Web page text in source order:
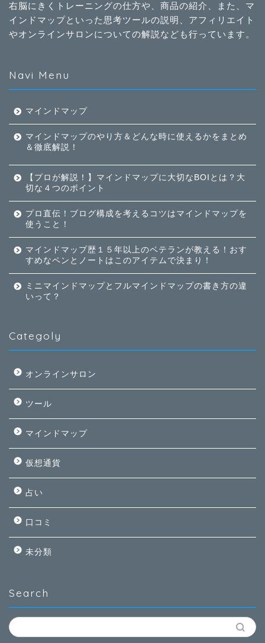
右脳にきくトレーニングの仕方や、商品の紹介、また、マ
インドマップといった思考ツールの説明、アフィリエイト
やオンラインサロンについての解説なども行っています。
Navi Menu
マインドマップ
マインドマップのやり方＆どんな時に使えるかをまとめ
＆徹底解説！
【プロが解説！】マインドマップに大切なBOIとは？大
切な４つのポイント
プロ直伝！ブログ構成を考えるコツはマインドマップを
使うこと！
マインドマップ歴１５年以上のベテランが教える！おす
すめなペンとノートはこのアイテムで決まり！
ミニマインドマップとフルマインドマップの書き方の違
いって？
Categoly
オンラインサロン
ツール
マインドマップ
仮想通貨
占い
口コミ
未分類
Search